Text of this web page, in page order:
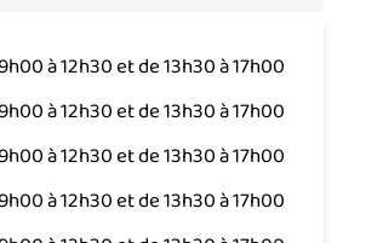
9h00 à 12h30 et de 13h30 à 17h00
9h00 à 12h30 et de 13h30 à 17h00
9h00 à 12h30 et de 13h30 à 17h00
9h00 à 12h30 et de 13h30 à 17h00